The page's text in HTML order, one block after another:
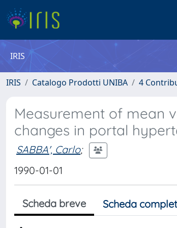
IRIS
IRIS Catalogo Prodotti UNIBA 4
Measurement of mean
changes in portal
SABBA', Carlo;
1990-01-01
Scheda breve Scheda